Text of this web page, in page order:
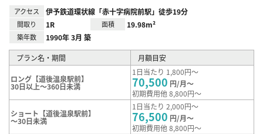
アクセス 伊予鉄道環状線「赤十字病院前駅」徒歩19分
間取り 1R 面積 19.98m²
築年数 1990年 3月 築
プラン名・期間 月額目安
ロング【道後温泉駅前】
30日以上～360日未満
1日当たり 1,800円～
70,500 円/月～
初期費用他 8,800円～
ショート【道後温泉駅前】
～30日未満
1日当たり 2,000円～
76,500 円/月～
初期費用他 8,800円～